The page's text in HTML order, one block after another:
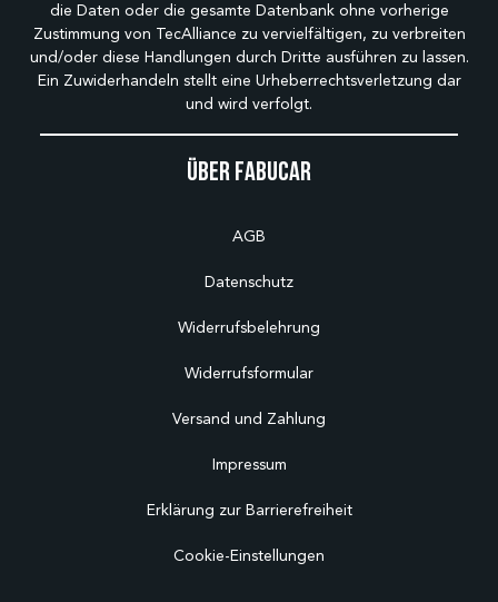
Über Fabucar
AGB
Datenschutz
Widerrufsbelehrung
Widerrufsformular
Versand und Zahlung
Impressum
Erklärung zur Barrierefreiheit
Cookie-Einstellungen
die Daten oder die gesamte Datenbank ohne vorherige
Zustimmung von TecAlliance zu vervielfältigen, zu verbreiten
und/oder diese Handlungen durch Dritte ausführen zu lassen.
Ein Zuwiderhandeln stellt eine Urheberrechtsverletzung dar
und wird verfolgt.